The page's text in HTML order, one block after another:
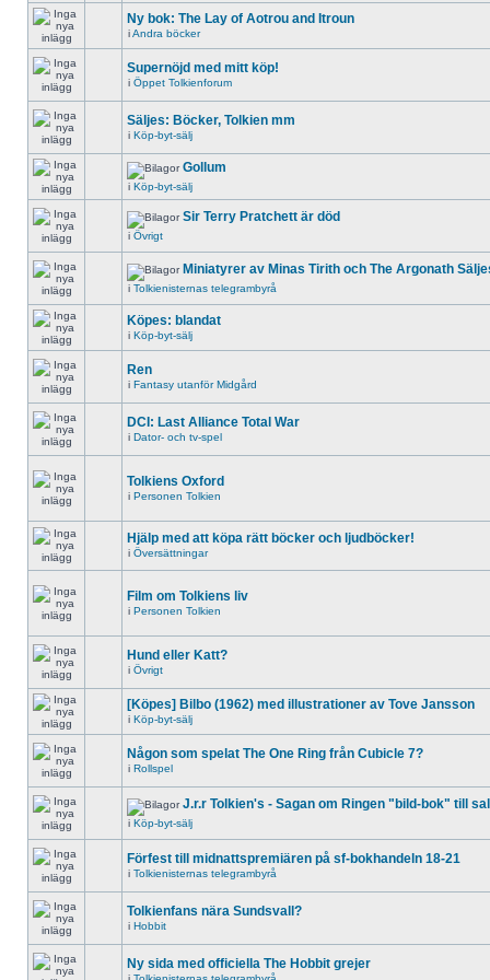
Ny bok: The Lay of Aotrou and Itroun
iAndra böcker
Supernöjd med mitt köp!
i Öppet Tolkienforum
Säljes: Böcker, Tolkien mm
i Köp-byt-sälj
Gollum
i Köp-byt-sälj
Sir Terry Pratchett är död
i Övrigt
Miniatyrer av Minas Tirith och The Argonath
i Tolkienisternas telegrambyrå
Köpes: blandat
i Köp-byt-sälj
Ren
i Fantasy utanför Midgård
DCI: Last Alliance Total War
i Dator- och tv-spel
Tolkiens Oxford
i Personen Tolkien
Hjälp med att köpa rätt böcker och ljudböcker!
i Översättningar
Film om Tolkiens liv
i Personen Tolkien
Hund eller Katt?
i Övrigt
[Köpes] Bilbo (1962) med illustrationer av Tove Jansson
i Köp-byt-sälj
Någon som spelat The One Ring från Cubicle 7?
i Rollspel
J.r.r Tolkien's - Sagan om Ringen "bild-bok" till
i Köp-byt-sälj
Förfest till midnattspremiären på sf-bokhandeln 18-21
i Tolkienisternas telegrambyrå
Tolkienfans nära Sundsvall?
i Hobbit
Ny sida med officiella The Hobbit grejer